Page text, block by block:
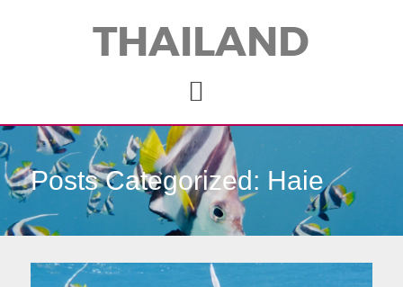
THAILAND
Posts Categorized: Haie